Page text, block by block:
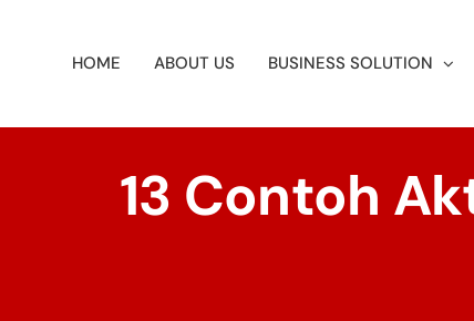
HOME ABOUT US BUSINESS SOLUTION
13 Contoh